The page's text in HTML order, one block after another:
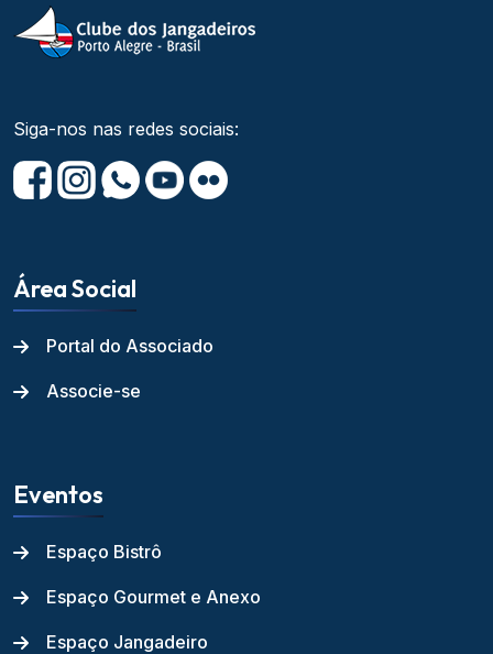
Siga-nos nas redes sociais:
Área Social
Portal do Associado
Associe-se
Eventos
Espaço Bistrô
Espaço Gourmet e Anexo
Espaço Jangadeiro